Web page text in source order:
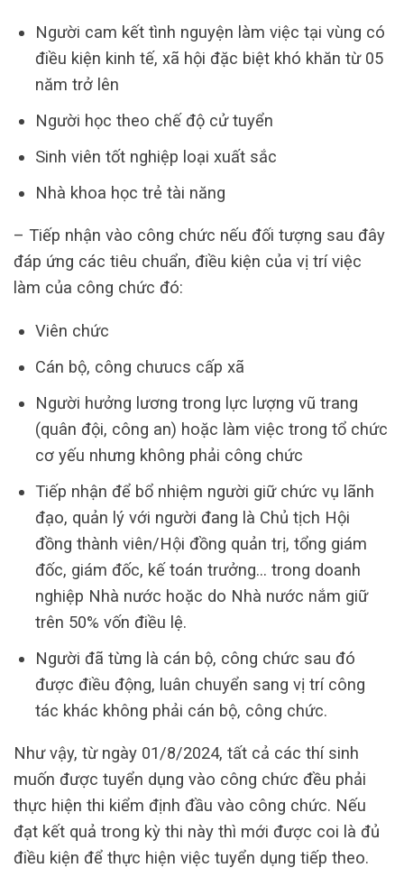
Người cam kết tình nguyện làm việc tại vùng có
điều kiện kinh tế, xã hội đặc biệt khó khăn từ 05
năm trở lên
Người học theo chế độ cử tuyển
Sinh viên tốt nghiệp loại xuất sắc
Nhà khoa học trẻ tài năng
– Tiếp nhận vào công chức nếu đối tượng sau đây
đáp ứng các tiêu chuẩn, điều kiện của vị trí việc
làm của công chức đó:
Viên chức
Cán bộ, công chưucs cấp xã
Người hưởng lương trong lực lượng vũ trang
(quân đội, công an) hoặc làm việc trong tổ chức
cơ yếu nhưng không phải công chức
Tiếp nhận để bổ nhiệm người giữ chức vụ lãnh
đạo, quản lý với người đang là Chủ tịch Hội
đồng thành viên/Hội đồng quản trị, tổng giám
đốc, giám đốc, kế toán trưởng… trong doanh
nghiệp Nhà nước hoặc do Nhà nước nắm giữ
trên 50% vốn điều lệ.
Người đã từng là cán bộ, công chức sau đó
được điều động, luân chuyển sang vị trí công
tác khác không phải cán bộ, công chức.
Như vậy, từ ngày 01/8/2024, tất cả các thí sinh
muốn được tuyển dụng vào công chức đều phải
thực hiện thi kiểm định đầu vào công chức. Nếu
đạt kết quả trong kỳ thi này thì mới được coi là đủ
điều kiện để thực hiện việc tuyển dụng tiếp theo.